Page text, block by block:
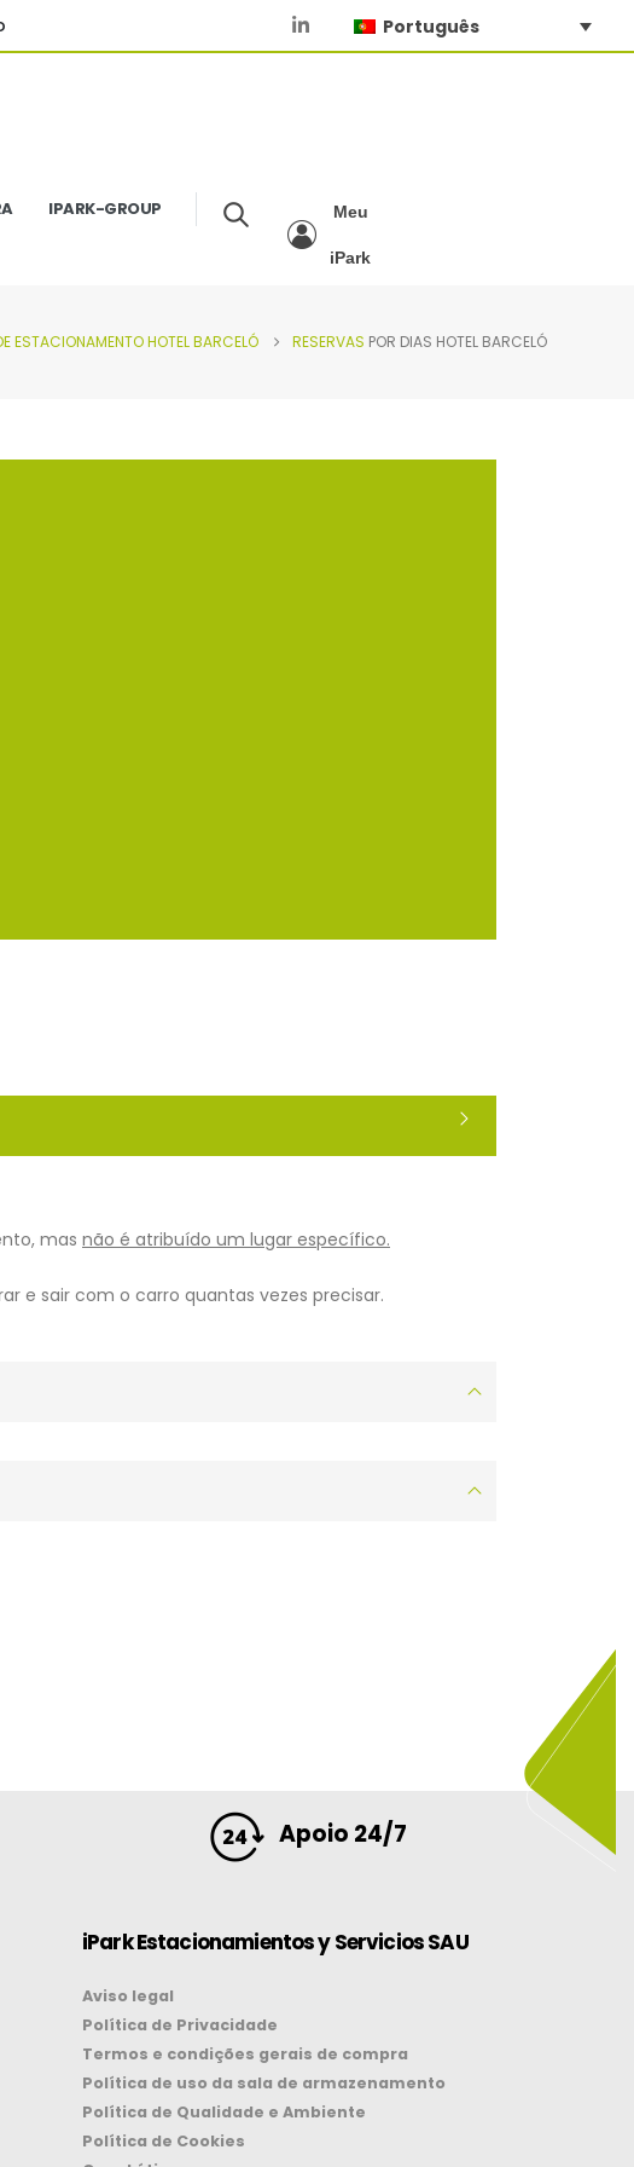
Português
IPARK-GROUP Meu
iPark
ESTACIONAMENTOHOTEL BARCELÓ RESERVAS POR DIAS HOTEL BARCELÓ
mas não é atribuído um lugar específico.
e sair com o carro quantas vezes precisar.
Apoio 24/7
iPark Estacionamientos y Servicios SAU
Aviso legal
Política de Privacidade
Termos e condições gerais de compra
Política de uso da sala de armazenamento
Política de Qualidade e Ambiente
Política de Cookies